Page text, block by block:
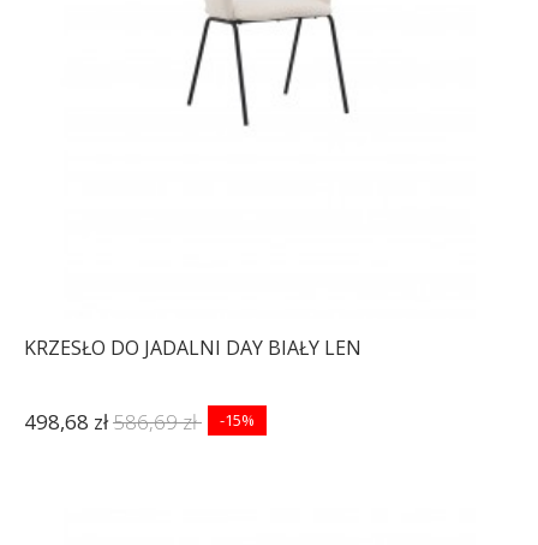
KRZESŁO DO JADALNI DAY BIAŁY LEN
498,68 zł586,69 zł -15%